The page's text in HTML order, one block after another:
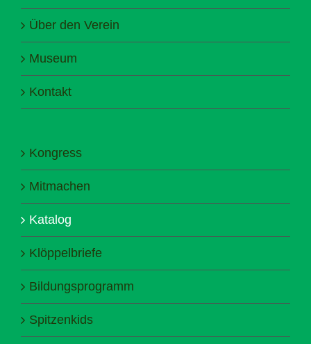
Über den Verein
Museum
Kontakt
Kongress
Mitmachen
Katalog
Klöppelbriefe
Bildungsprogramm
Spitzenkids